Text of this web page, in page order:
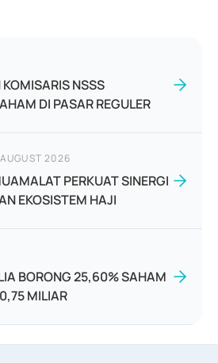
NSSS
DI PASAR REGULER
2026
PERKUAT SINERGI
EKOSISTEM HAJI
BORONG 25,60% SAHAM
MILIAR